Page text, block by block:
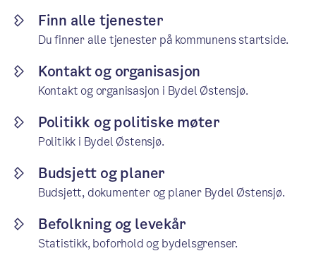
Finn alle tjenester
Du finner alle tjenester på kommunens startside.
Kontakt og organisasjon
Kontakt og organisasjon i Bydel Østensjø.
Politikk og politiske møter
Politikk i Bydel Østensjø.
Budsjett og planer
Budsjett, dokumenter og planer Bydel Østensjø.
Befolkning og levekår
Statistikk, boforhold og bydelsgrenser.